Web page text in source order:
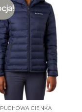
CIENKA